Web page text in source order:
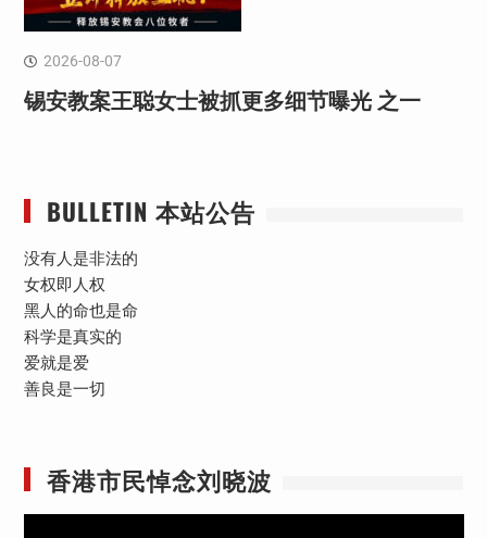
2026-08-07
锡安教案王聪女士被抓更多细节曝光 之一
BULLETIN 本站公告
没有人是非法的
女权即人权
黑人的命也是命
科学是真实的
爱就是爱
善良是一切
香港市民悼念刘晓波